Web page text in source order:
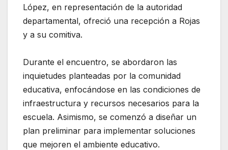
López, en representación de la autoridad
departamental, ofreció una recepción a Rojas
y a su comitiva.
Durante el encuentro, se abordaron las
inquietudes planteadas por la comunidad
educativa, enfocándose en las condiciones de
infraestructura y recursos necesarios para la
escuela. Asimismo, se comenzó a diseñar un
plan preliminar para implementar soluciones
que mejoren el ambiente educativo.